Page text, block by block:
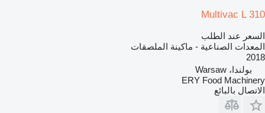
Multivac L 310
السعر عند الطلب
المعدات الصناعية - ماكينة الملصقات
2018
بولندا، Warsaw
ERY Food Machinery
الاتصال بالبائع